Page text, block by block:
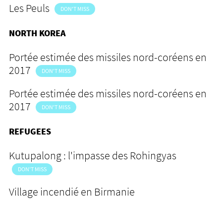
Les Peuls DON'T MISS
NORTH KOREA
Portée estimée des missiles nord-coréens en
2017
DON'T MISS
Portée estimée des missiles nord-coréens en
2017
DON'T MISS
REFUGEES
Kutupalong : l'impasse des Rohingyas
DON'T MISS
Village incendié en Birmanie